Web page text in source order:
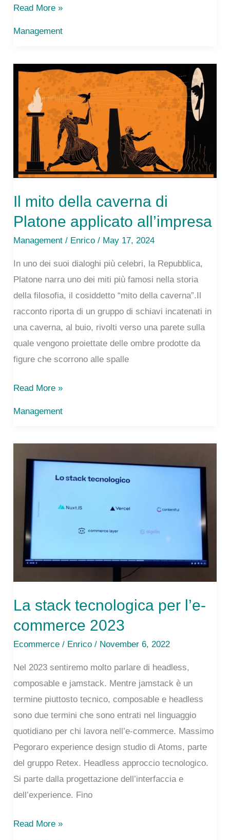
Associazioni
con
partita
iva
obbligatoria
Read More »
Management
Il mito della caverna di
Platone applicato all’impresa
Management / Enrico/ May 17, 2024
In uno dei suoi dialoghi più celebri, la Repubblica,
Platone narra uno dei miti più famosi nella storia
della filosofia, il cosiddetto “mito della caverna”.Il
racconto riporta di un gruppo di schiavi incatenati in
una caverna, al buio, rivolti verso una parete sulla
quale vengono proiettate delle ombre prodotte da
figure che scorrono alle spalle
Il
Platone
applicato
all’impresa
Read More »
Management
La stack tecnologica per l’e-
commerce 2023
Ecommerce / Enrico/ November 6, 2022
Nel 2023 sentiremo molto parlare di headless,
composable e jamstack. Mentre jamstack è un
termine piuttosto tecnico, composable e headless
sono due termini che sono entrati nel linguaggio
quotidiano per chi lavora nell’e-commerce. Massimo
Pegoraro experience design studio di Atoms, parte
del gruppo Retex. Headless approccio tecnologico.
Si parte dalla progettazione dell’interfaccia e
dell’experience. Fino
La
Read More »